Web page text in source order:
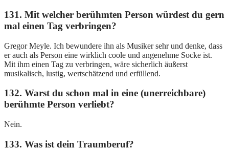
131. Mit welcher berühmten Person würdest du gern
mal einen Tag verbringen?
Gregor Meyle. Ich bewundere ihn als Musiker sehr und denke, dass
er auch als Person eine wirklich coole und angenehme Socke ist.
Mit ihm einen Tag zu verbringen, wäre sicherlich äußerst
musikalisch, lustig, wertschätzend und erfüllend.
132. Warst du schon mal in eine (unerreichbare)
berühmte Person verliebt?
Nein.
133. Was ist dein Traumberuf?